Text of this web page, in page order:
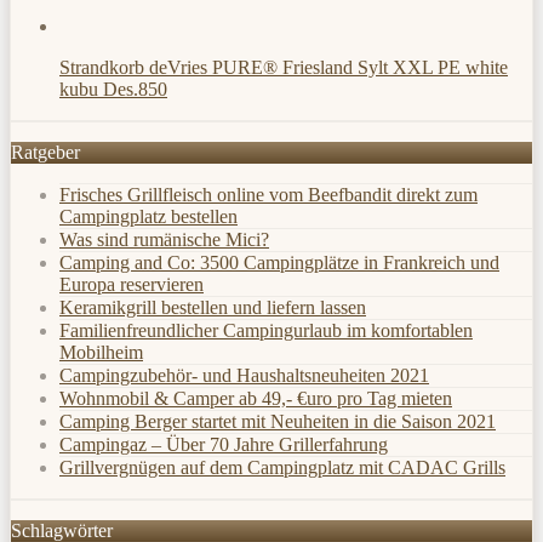
Strandkorb deVries PURE® Friesland Sylt XXL PE white
kubu Des.850
Ratgeber
Frisches Grillfleisch online vom Beefbandit direkt zum
Campingplatz bestellen
Was sind rumänische Mici?
Camping and Co: 3500 Campingplätze in Frankreich und
Europa reservieren
Keramikgrill bestellen und liefern lassen
Familienfreundlicher Campingurlaub im komfortablen
Mobilheim
Campingzubehör- und Haushaltsneuheiten 2021
Wohnmobil & Camper ab 49,- €uro pro Tag mieten
Camping Berger startet mit Neuheiten in die Saison 2021
Campingaz – Über 70 Jahre Grillerfahrung
Grillvergnügen auf dem Campingplatz mit CADAC Grills
Schlagwörter